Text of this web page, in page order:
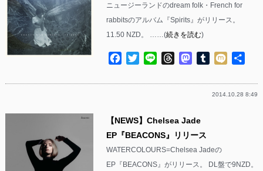
ニュージーランドのdream folk・French for
rabbitsのアルバム『Spirits』がリリース。
11.50 NZD。 ……(続きを読む)
Facebook
TwitterLine ThreadsMastodon
Tumblr
Mixi
2014.10.28 8:49
【NEWS】Chelsea Jade
EP『BEACONS』リリース
WATERCOLOURS=Chelsea Jadeの
EP『BEACONS』がリリース。 DL盤で9NZD。